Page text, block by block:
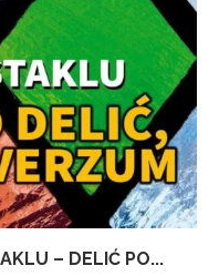
– DELIĆ PO...